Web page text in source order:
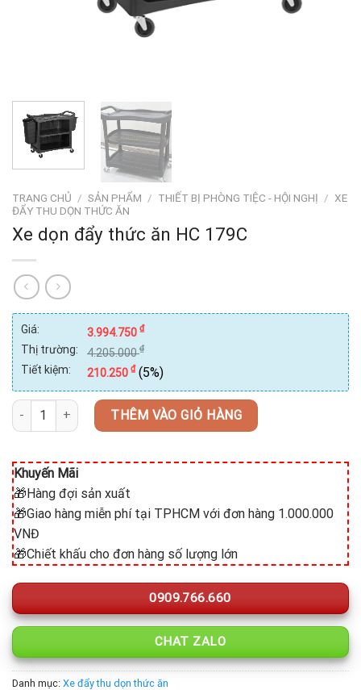
TRANG CHỦ / SẢN PHẨM / THIẾT BỊ PHÒNG TIỆC - HỘI NGHỊ / XE
ĐẨY THU DỌN THỨC ĂN
Xe dọn đẩy thức ăn HC 179C
Giá: 3.994.750 ₫
Thị trường: 4.205.000₫
Tiết kiệm: 210.250 ₫ (5%)
Xe dọn đẩy thức ăn HC 179C số lượng
THÊM VÀO GIỎ HÀNG
Khuyến Mãi
🎁Hàng đợi sản xuất
🎁Giao hàng miễn phí tại TPHCM với đơn hàng 1.000.000
VNĐ
🎁Chiết khấu cho đơn hàng số lượng lớn
0909.766.660
CHAT ZALO
Danh mục: Xe đẩy thu dọn thức ăn